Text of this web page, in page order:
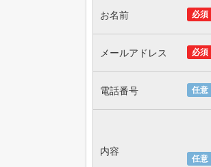
必須
お名前
必須
メールアドレス
任意
電話番号
任意
内容